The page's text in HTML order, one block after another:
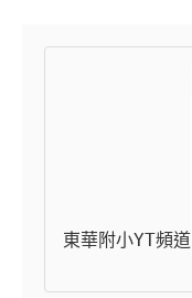
東華附小YT頻道